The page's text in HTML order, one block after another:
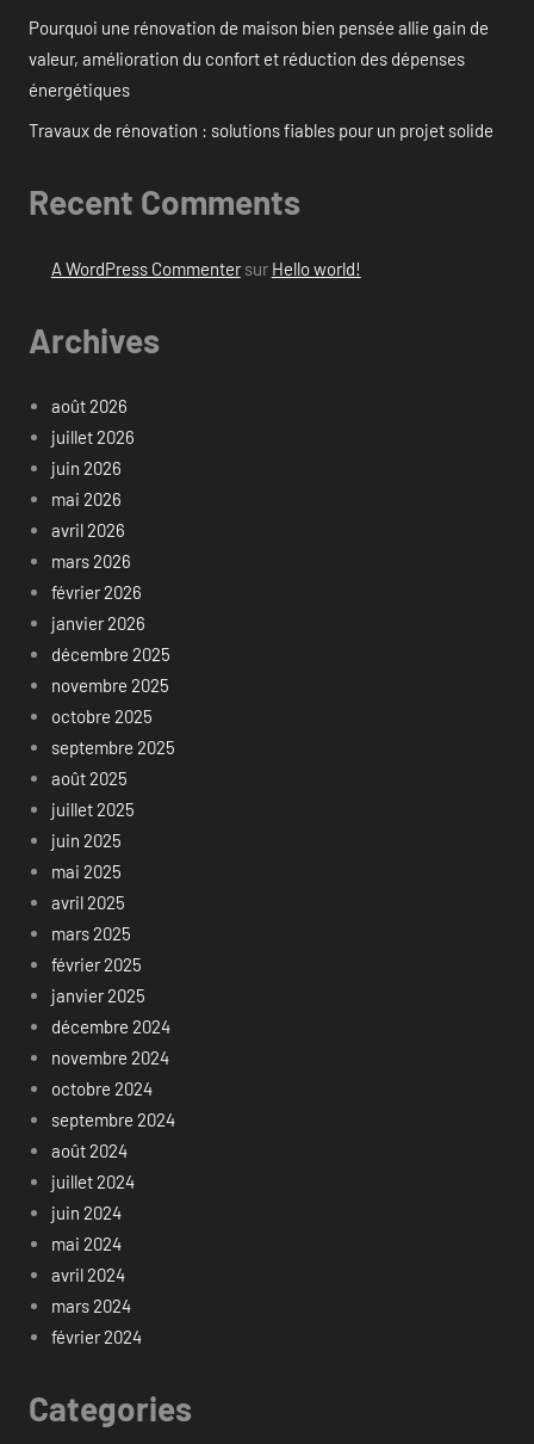
Pourquoi une rénovation de maison bien pensée allie gain de
valeur, amélioration du confort et réduction des dépenses
énergétiques
Travaux de rénovation : solutions fiables pour un projet solide
Recent Comments
A WordPress Commentersur Hello world!
Archives
août 2026
juillet 2026
juin 2026
mai 2026
avril 2026
mars 2026
février 2026
janvier 2026
décembre 2025
novembre 2025
octobre 2025
septembre 2025
août 2025
juillet 2025
juin 2025
mai 2025
avril 2025
mars 2025
février 2025
janvier 2025
décembre 2024
novembre 2024
octobre 2024
septembre 2024
août 2024
juillet 2024
juin 2024
mai 2024
avril 2024
mars 2024
février 2024
Categories